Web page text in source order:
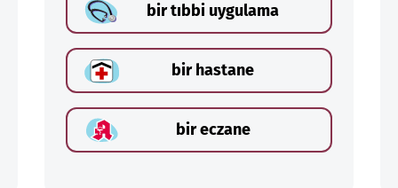
bir tıbbi uygulama
bir hastane
bir eczane